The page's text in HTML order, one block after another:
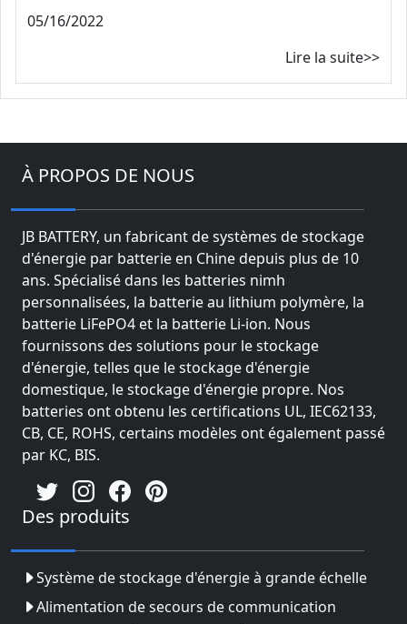
05/16/2022
Lire la suite>>
À PROPOS DE NOUS
JB BATTERY, un fabricant de systèmes de stockage
d'énergie par batterie en Chine depuis plus de 10
ans. Spécialisé dans les batteries nimh
personnalisées, la batterie au lithium polymère, la
batterie LiFePO4 et la batterie Li-ion. Nous
fournissons des solutions pour le stockage
d'énergie, telles que le stockage d'énergie
domestique, le stockage d'énergie propre. Nos
batteries ont obtenu les certifications UL, IEC62133,
CB, CE, ROHS, certains modèles ont également passé
par KC, BIS.
Des produits
Système de stockage d'énergie à grande échelle
Alimentation de secours de communication